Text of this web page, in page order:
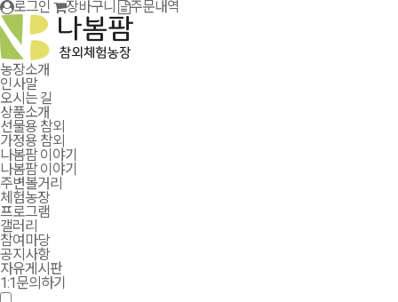
로그인 장바구니 주문내역
농장소개
인사말
오시는 길
상품소개
선물용 참외
가정용 참외
나봄팜 이야기
나봄팜 이야기
주변볼거리
체험농장
프로그램
갤러리
참여마당
공지사항
자유게시판
1:1문의하기